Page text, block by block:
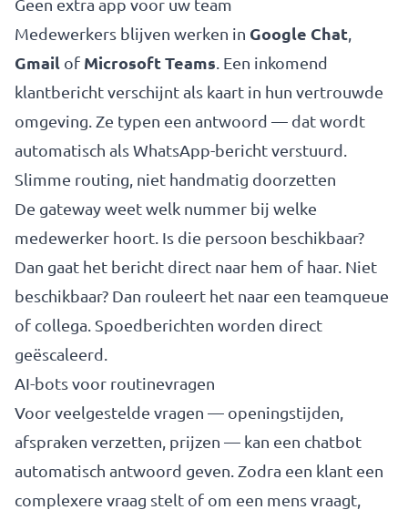
Geen extra app voor uw team
Medewerkers blijven werken in Google Chat
Gmail of Microsoft Teams . Een inkomend
klantbericht verschijnt als kaart in hun vertrouwde
omgeving. Ze typen een antwoord — dat wordt
automatisch als WhatsApp-bericht verstuurd.
Slimme routing, niet handmatig doorzetten
De gateway weet welk nummer bij welke
medewerker hoort. Is die persoon beschikbaar?
Dan gaat het bericht direct naar hem of haar. Niet
beschikbaar? Dan rouleert het naar een teamqueue
of collega. Spoedberichten worden direct
geëscaleerd.
AI-bots voor routinevragen
Voor veelgestelde vragen — openingstijden,
afspraken verzetten, prijzen — kan een chatbot
automatisch antwoord geven. Zodra een klant een
complexere vraag stelt of om een mens vraagt,